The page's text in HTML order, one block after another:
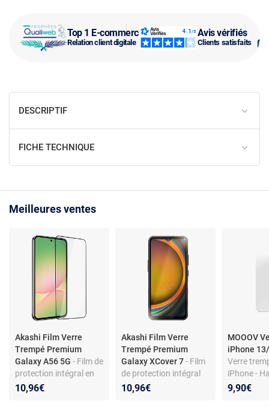
Top 1 E-commerce
Relation client digitale
Avis vérifiés
Clients satisfaits
DESCRIPTIF
FICHE TECHNIQUE
Meilleures ventes
Akashi Film Verre
Trempé Premium
Galaxy A56 5G - Film de
protection intégral en
verre trempé pour
10,96€
Akashi Film Verre
Trempé Premium
Galaxy XCover 7- Film
de protection intégral
en verre trempé pour
10,96€
MOOOV
iPhone
Verre
iPhone -
9,90€